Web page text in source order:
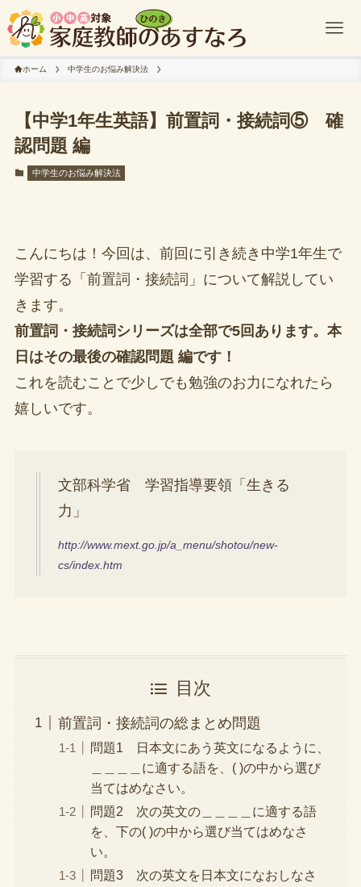
ホーム 中学生のお悩み解決法
【中学1年生英語】前置詞・接続詞⑤ 確
認問題 編
中学生のお悩み解決法
こんにちは！今回は、前回に引き続き中学1年生で
学習する「前置詞・接続詞」について解説してい
きます。
前置詞・接続詞シリーズは全部で5回 あります。本
日はその最後の確認問題 編です！
これを読むことで少しでも勉強のお力になれたら
嬉しいです。
文部科学省 学習指導要領「生きる
力」
http://www.mext.go.jp/a_menu/shotou/new-
cs/index.htm
目次
前置詞・接続詞の総まとめ問題
問題1 日本文にあう英文になるように、
＿＿＿＿に適する語を、( )の中から選び
当てはめなさい。
問題2 次の英文の＿＿＿＿に適する語
を、下の( )の中から選び当てはめなさ
い。
問題3 次の英文を日本文になおしなさ